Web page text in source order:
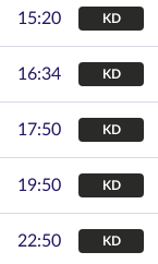
15:20 KD
16:34 KD
17:50 KD
19:50 KD
22:50 KD